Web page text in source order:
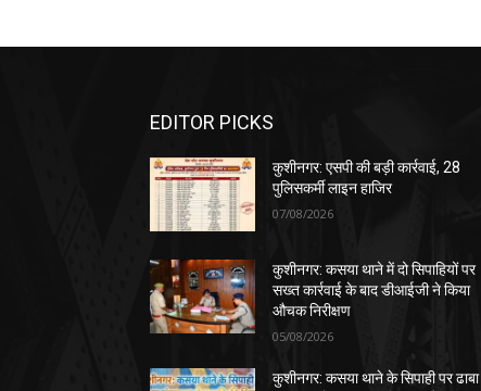
EDITOR PICKS
कुशीनगर: एसपी की बड़ी कार्रवाई, 28
पुलिसकर्मी लाइन हाजिर
07/08/2026
कुशीनगर: कसया थाने में दो सिपाहियों पर
सख्त कार्रवाई के बाद डीआईजी ने किया
औचक निरीक्षण
05/08/2026
कुशीनगर: कसया थाने के सिपाही पर ढाबा